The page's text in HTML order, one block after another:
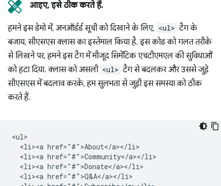
आइए, इसे ठीक करते हैं.
हमने इस डेमो में, अनऑर्डर्ड सूची को दिखाने के लिए, <ul> टैग के
बजाय, सीएसएस क्लास का इस्तेमाल किया है. इस कोड को गलत तरीके
से लिखने पर, हमने इस टैग में मौजूद सिमेंटिक एचटीएमएल की सुविधाओं
को हटा दिया. क्लास को असली <ul> टैग से बदलकर और उससे जुड़े
सीएसएस में बदलाव करके, हम सुलभता से जुड़ी इस समस्या को ठीक
करते हैं.
<ul>
  <li><a href="#">About</a></li>
  <li><a href="#">Community</a></li>
  <li><a href="#">Donate</a></li>
  <li><a href="#">Q&A</a></li>